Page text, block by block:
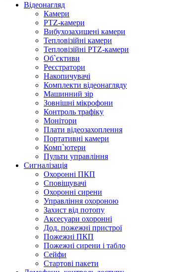
Відеонагляд
Камери
PTZ-камери
Вибухозахищені камери
Тепловізійні камери
Тепловізійні PTZ-камери
Об`єктиви
Реєстратори
Накопичувачі
Комплекти відеонагляду
Машинний зір
Зовнішні мікрофони
Контроль трафіку
Монітори
Плати відеозахоплення
Портативні камери
Комп`ютери
Пульти управління
Сигналізація
Охоронні ПКП
Сповіщувачі
Охоронні сирени
Управління охороною
Захист від потопу
Аксесуари охоронні
Дод. пожежні пристрої
Пожежні ПКП
Пожежні сирени і табло
Сейфи
Стартові пакети